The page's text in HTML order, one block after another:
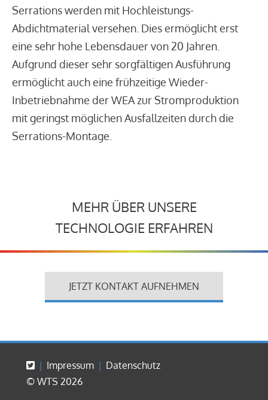
Serrations werden mit Hochleistungs-
Abdichtmaterial versehen. Dies ermöglicht erst
eine sehr hohe Lebensdauer von 20 Jahren.
Aufgrund dieser sehr sorgfältigen Ausführung
ermöglicht auch eine frühzeitige Wieder-
Inbetriebnahme der WEA zur Stromproduktion
mit geringst möglichen Ausfallzeiten durch die
Serrations-Montage.
MEHR ÜBER UNSERE
TECHNOLOGIE ERFAHREN
JETZT KONTAKT AUFNEHMEN
Impressum
Datenschutz
© WTS 2026